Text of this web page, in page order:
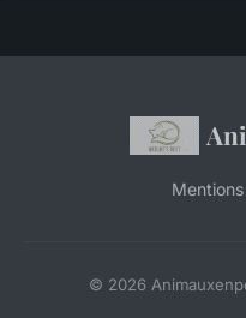
© 2026